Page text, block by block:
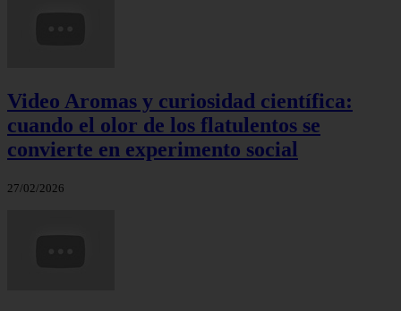
Video Aromas y curiosidad científica:
cuando el olor de los flatulentos se
convierte en experimento social
27/02/2026